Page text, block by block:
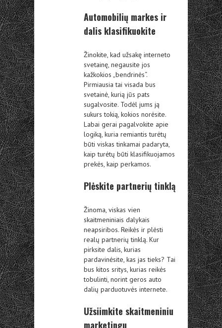
Automobilių markes ir
dalis klasifikuokite
Žinokite, kad užsakę interneto
svetainę, negausite jos
kažkokios „bendrinės“.
Pirmiausia tai visada bus
svetainė, kurią jūs pats
sugalvosite. Todėl jums ją
sukurs tokią, kokios norėsite.
Labai gerai pagalvokite apie
logiką, kuria remiantis turėtų
būti viskas tinkamai padaryta,
kaip turėtų būti klasifikuojamos
prekės, kaip perkamos.
Plėskite partnerių tinklą
Žinoma, viskas vien
skaitmeniniais dalykais
neapsiribos. Reikės ir plėsti
realų partnerių tinklą. Kur
pirksite dalis, kurias
pardavinėsite, kas jas tieks? Tai
bus kitos sritys, kurias reikės
tobulinti, norint geros auto
dalių parduotuvės internete.
Užsiimkite skaitmeniniu
marketingu